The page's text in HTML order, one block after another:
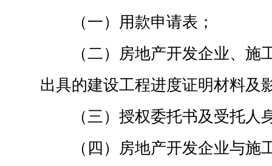
（一）用款申请表；
（二）房地产开发企业、
出具的建设工程进度证明材料及
（三）授权委托书及受托人
（四）房地产开发企业与